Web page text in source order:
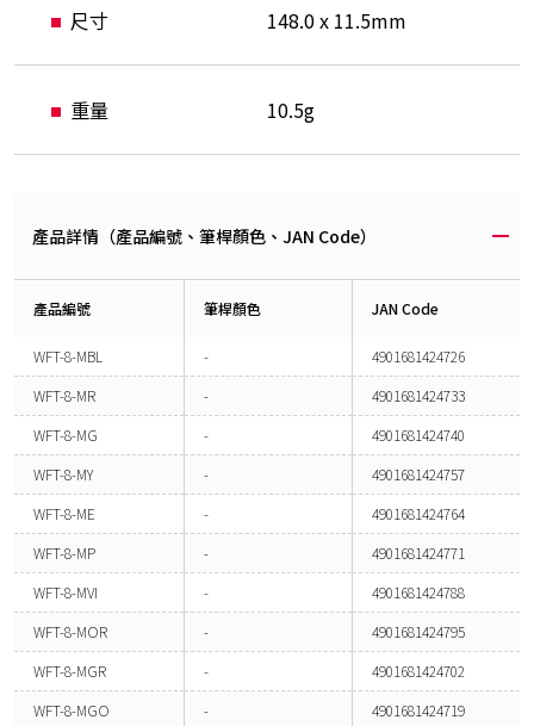
尺寸 148.0 x 11.5mm
重量 10.5g
產品詳情（產品編號、筆桿顏色、JAN Code）
產品編號 筆桿顏色 JAN Code
WFT-8-MBL -
4901681424726
WFT-8-MR
-
4901681424733
WFT-8-MG
-
4901681424740
WFT-8-MY
-
4901681424757
WFT-8-ME
-
4901681424764
WFT-8-MP
-
4901681424771
WFT-8-MVI
-
4901681424788
WFT-8-MOR
-
4901681424795
WFT-8-MGR
-
4901681424702
WFT-8-MGO
-
4901681424719